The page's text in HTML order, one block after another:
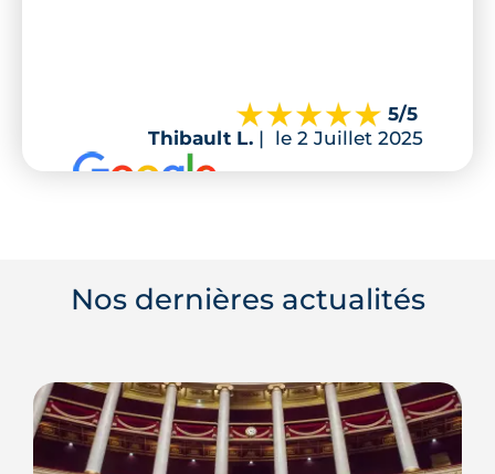
5/5
Thibault L. | le 2 Juillet 2025
Nos dernières actualités